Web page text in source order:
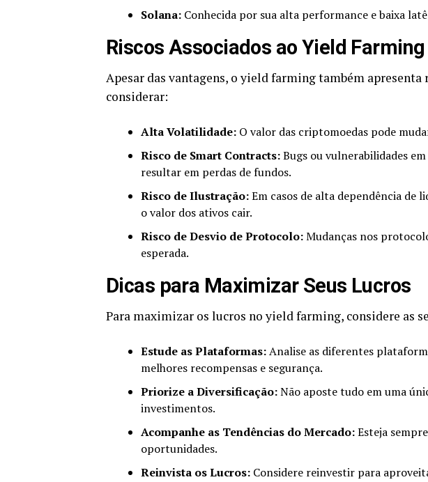
Solana: Conhecida por sua alta performance e baixa
Riscos Associados ao Yield Farming
Apesar das vantagens, o yield farming também
considerar:
Alta Volatilidade: O valor das criptomoedas pode
Risco de Smart Contracts:Bugs ou vulnerabilidades
resultar em perdas de fundos.
Risco de Ilustração:Em casos de alta dependência de
o valor dos ativos cair.
Risco de Desvio de Protocolo:Mudanças nos
esperada.
Dicas para Maximizar Seus Lucros
Para maximizar os lucros no yield farming, considere as
Estude as Plataformas:Analise as diferentes
melhores recompensas e segurança.
Priorize a Diversificação:Não aposte tudo em uma
investimentos.
Acompanhe as Tendências do Mercado:Esteja
oportunidades.
Reinvista os Lucros: Considere reinvestir para